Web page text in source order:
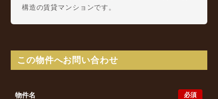
構造の賃貸マンションです。
12分 からアクセスが可能となっております。
ブラームス北大阪の最新の空室状況のご確認をはじ
ョンをお探しでしたら、ぜひ大阪分譲賃貸Classicalま
この物件へお問い合わせ
必須
物件名